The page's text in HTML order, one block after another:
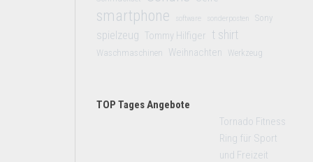
smartphone software sonderposten Sony
spielzeug Tommy Hilfiger t shirt
Waschmaschinen Weihnachten Werkzeug
TOP Tages Angebote
Tornado Fitness
Ring für Sport
und Freizeit